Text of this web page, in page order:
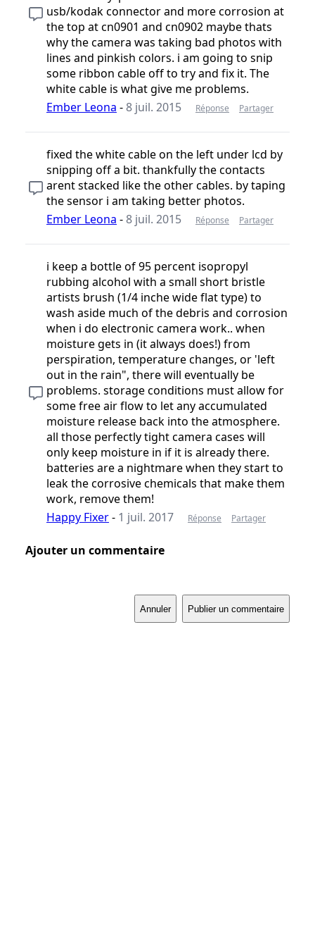
usb/kodak connector and more corrosion at
the top at cn0901 and cn0902 maybe thats
why the camera was taking bad photos with
lines and pinkish colors. i am going to snip
some ribbon cable off to try and fix it. The
white cable is what give me problems.
Ember Leona -8 juil. 2015 Réponse Partager
fixed the white cable on the left under lcd by
snipping off a bit. thankfully the contacts
arent stacked like the other cables. by taping
the sensor i am taking better photos.
Ember Leona -8 juil. 2015 Réponse Partager
i keep a bottle of 95 percent isopropyl
rubbing alcohol with a small short bristle
artists brush (1/4 inche wide flat type) to
wash aside much of the debris and corrosion
when i do electronic camera work.. when
moisture gets in (it always does!) from
perspiration, temperature changes, or 'left
out in the rain", there will eventually be
problems. storage conditions must allow for
some free air flow to let any accumulated
moisture release back into the atmosphere.
all those perfectly tight camera cases will
only keep moisture in if it is already there.
batteries are a nightmare when they start to
leak the corrosive chemicals that make them
work, remove them!
Happy Fixer- 1 juil. 2017 Réponse Partager
Ajouter un commentaire
Annuler Publier un commentaire